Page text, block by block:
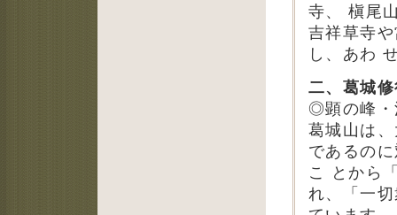
寺、 槇尾
吉祥草寺
し、あわ
二、葛城
◎顕の峰・
葛城山は
であるの
こ とから
れ、「一